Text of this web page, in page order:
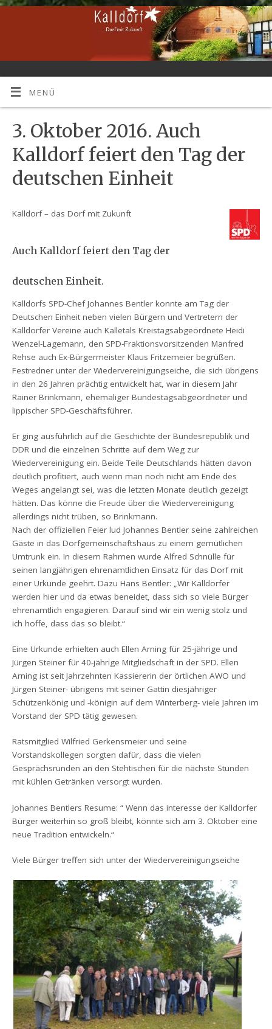
MENÜ
3. Oktober 2016. Auch
Kalldorf feiert den Tag der
deutschen Einheit
Kalldorf – das Dorf mit Zukunft
Auch Kalldorf feiert den Tag der
deutschen Einheit.
Kalldorfs SPD-Chef Johannes Bentler konnte am Tag der
Deutschen Einheit neben vielen Bürgern und Vertretern der
Kalldorfer Vereine auch Kalletals Kreistagsabgeordnete Heidi
Wenzel-Lagemann, den SPD-Fraktionsvorsitzenden Manfred
Rehse auch Ex-Bürgermeister Klaus Fritzemeier begrüßen.
Festredner unter der Wiedervereinigungseiche, die sich übrigens
in den 26 Jahren prächtig entwickelt hat, war in diesem Jahr
Rainer Brinkmann, ehemaliger Bundestagsabgeordneter und
lippischer SPD-Geschäftsführer.
Er ging ausführlich auf die Geschichte der Bundesrepublik und
DDR und die einzelnen Schritte auf dem Weg zur
Wiedervereinigung ein. Beide Teile Deutschlands hätten davon
deutlich profitiert, auch wenn man noch nicht am Ende des
Weges angelangt sei, was die letzten Monate deutlich gezeigt
hätten. Das könne die Freude über die Wiedervereinigung
allerdings nicht trüben, so Brinkmann.
Nach der offiziellen Feier lud Johannes Bentler seine zahlreichen
Gäste in das Dorfgemeinschaftshaus zu einem gemütlichen
Umtrunk ein. In diesem Rahmen wurde Alfred Schnülle für
seinen langjährigen ehrenamtlichen Einsatz für das Dorf mit
einer Urkunde geehrt. Dazu Hans Bentler: „Wir Kalldorfer
werden hier und da etwas beneidet, dass sich so viele Bürger
ehrenamtlich engagieren. Darauf sind wir ein wenig stolz und
ich hoffe, dass das so bleibt.“
Eine Urkunde erhielten auch Ellen Arning für 25-jährige und
Jürgen Steiner für 40-jährige Mitgliedschaft in der SPD. Ellen
Arning ist seit Jahrzehnten Kassiererin der örtlichen AWO und
Jürgen Steiner- übrigens mit seiner Gattin diesjähriger
Schützenkönig und -königin auf dem Winterberg- viele Jahren im
Vorstand der SPD tätig gewesen.
Ratsmitglied Wilfried Gerkensmeier und seine
Vorstandskollegen sorgten dafür, dass die vielen
Gesprächsrunden an den Stehtischen für die nächste Stunden
mit kühlen Getränken versorgt wurden.
Johannes Bentlers Resume: “ Wenn das interesse der Kalldorfer
Bürger weiterhin so groß bleibt, könnte sich am 3. Oktober eine
neue Tradition entwickeln.“
Viele Bürger treffen sich unter der Wiedervereinigungseiche